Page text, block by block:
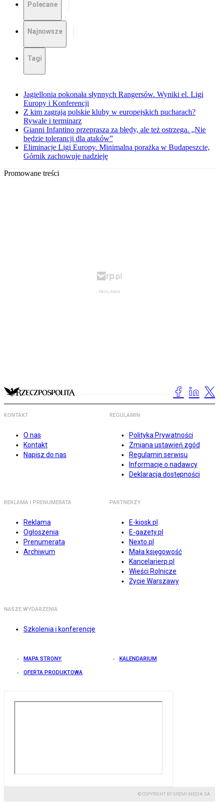
Polecane
Najnowsze
Tagi
Jagiellonia pokonała słynnych Rangersów. Wyniki el. Ligi
Europy i Konferencji
Z kim zagrają polskie kluby w europejskich pucharach?
Rywale i terminarz
Gianni Infantino przeprasza za błędy, ale też ostrzega. „Nie
będzie tolerancji dla ataków”
Eliminacje Ligi Europy. Minimalna porażka w Budapeszcie,
Górnik zachowuje nadzieję
Promowane treści
KONTAKT
O nas
Kontakt
Napisz do nas
REGULAMIN
Polityka Prywatności
Zmiana ustawień zgód
Regulamin serwisu
Informacje o nadawcy
Deklaracja dostępności
REKLAMA I PRENUMERATA
Reklama
Ogłoszenia
Prenumerata
Archiwum
PARTNERZY
E-kiosk.pl
E-gazety.pl
Nexto.pl
Mała księgowość
Kancelarierp.pl
Wieści Rolnicze
Życie Warszawy
NASZE WYDARZENIA
Szkolenia i konferencje
MAPA STRONY KALENDARIUM
OFERTA PRODUKTOWA
© COPYRIGHT BY GREMI MEDIA SA